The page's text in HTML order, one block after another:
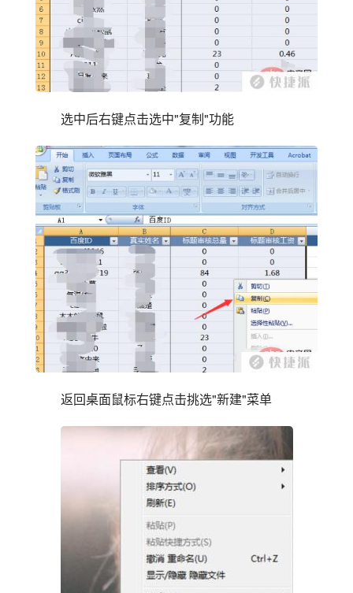
选中后右键点击选中"复制"功能
返回桌面鼠标右键点击挑选"新建"菜单